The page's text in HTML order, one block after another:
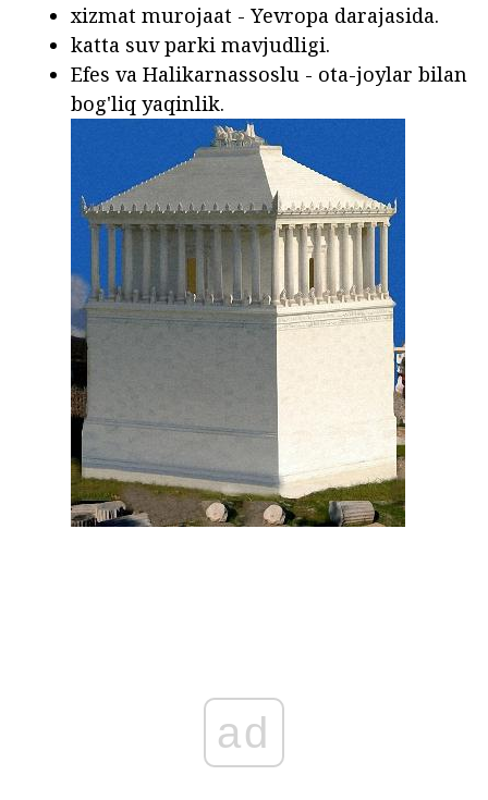
xizmat murojaat - Yevropa darajasida.
katta suv parki mavjudligi.
Efes va Halikarnassoslu - ota-joylar bilan
bog'liq yaqinlik.
ad